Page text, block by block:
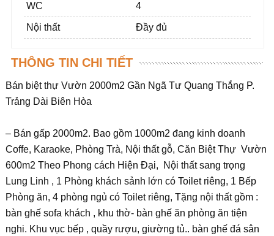
WC 4
Nội thất Đầy đủ
THÔNG TIN CHI TIẾT
Bán biệt thự Vườn 2000m2 Gần Ngã Tư Quang Thắng P.
Trảng Dài Biên Hòa
– Bán gấp 2000m2. Bao gồm 1000m2 đang kinh doanh
Coffe, Karaoke, Phòng Trà, Nội thất gỗ, Căn Biệt Thự Vườn
600m2 Theo Phong cách Hiện Đại, Nội thất sang trọng
Lung Linh , 1 Phòng khách sảnh lớn có Toilet riêng, 1 Bếp
Phòng ăn, 4 phòng ngủ có Toilet riêng, Tặng nội thất gồm :
bàn ghế sofa khách , khu thờ- bàn ghế ăn phòng ăn tiện
nghi. Khu vục bếp , quầy rượu, giường tủ.. bàn ghế đá sân